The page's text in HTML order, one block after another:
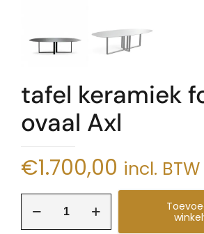
tafel keramiek
ovaal Axl
€1.700,00 incl. BTW
keramiek
fout